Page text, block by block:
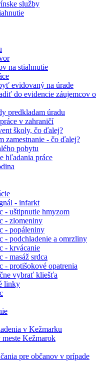
služby
na stiahnutie
evidovaný na úrade
do evidencie záujemcov o
predkladam úradu
v zahraničí
školy, čo ďalej?
zamestnanie - čo ďalej?
pobytu
hľadania práce
- infarkt
- uštipnutie hmyzom
- zlomeniny
- popáleniny
- podchladenie a omrzliny
- krvácanie
- masáž srdca
- protišokové opatrenia
vybrať kliešťa
linky
v Kežmarku
Kežmarok
pre občanov v prípade